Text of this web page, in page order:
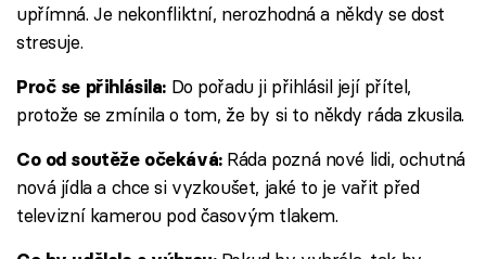
upřímná. Je nekonfliktní, nerozhodná a někdy se dost
stresuje.
Proč se přihlásila: Do pořadu ji přihlásil její přítel,
protože se zmínila o tom, že by si to někdy ráda zkusila.
Co od soutěže očekává:Ráda pozná nové lidi, ochutná
nová jídla a chce si vyzkoušet, jaké to je vařit před
televizní kamerou pod časovým tlakem.